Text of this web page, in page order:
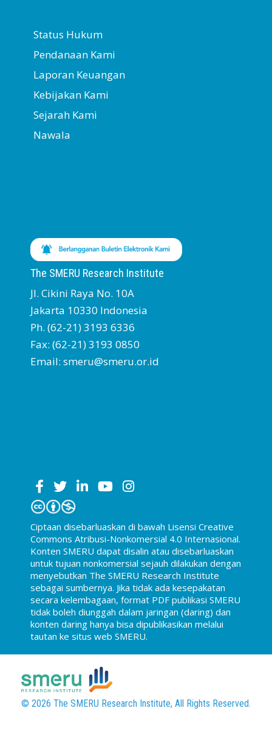
Status Hukum
Pendanaan Kami
Laporan Keuangan
Kebijakan Kami
Sejarah Kami
Nawala
The SMERU Research Institute
Jl. Cikini Raya No. 10A
Jakarta 10330 Indonesia
Ph. (62-21) 3193 6336
Fax: (62-21) 3193 0850
Email: smeru@smeru.or.id
Ciptaan disebarluaskan di bawah Lisensi Creative
Commons Atribusi-Nonkomersial 4.0 Internasional.
Konten SMERU dapat disalin atau disebarluaskan
untuk tujuan nonkomersial sejauh dilakukan dengan
menyebutkan The SMERU Research Institute
sebagai sumbernya. Jika tidak ada kesepakatan
secara kelembagaan, format PDF publikasi SMERU
tidak boleh diunggah dalam jaringan (daring) dan
konten daring hanya bisa dipublikasikan melalui
tautan ke situs web SMERU.
© 2026 The SMERU Research Institute, All Rights Reserved.